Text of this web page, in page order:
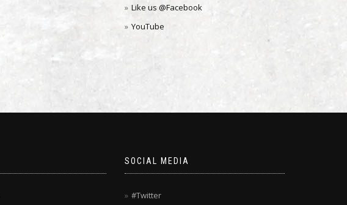
Like us @Facebook
YouTube
SOCIAL MEDIA
#Twitter